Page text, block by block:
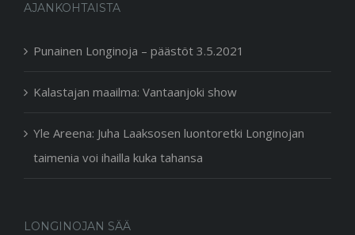
AJANKOHTAISTA
Punainen Longinoja – päästöt 3.5.2021
Kalastajan maailma: Vantaanjoki show
Yle Areena: Juha Laaksosen luontoretki Longinojan
taimenia voi ihailla kuka tahansa
LONGINOJAN SÄÄ